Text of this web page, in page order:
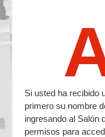
Si usted ha recibido
primero su nombre
ingresando al Salón
permisos para